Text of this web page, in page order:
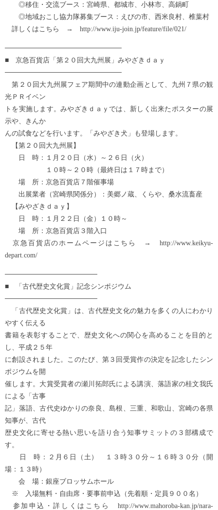
◎移住・交流ブース：宮崎県、都城市、小林市、高鍋町
◎地域おこし協力隊募集ブース：えびの市、西米良村、椎葉村
詳しくはこちら → http://www.iju-join.jp/feature/file/021/
────────────────────────
■ 京急百貨店「第２０回大九州展」みやざきｄａｙ
────────────────────────
第２０回大九州展フェア期間中の連動企画として、九州７県の観
光ＰＲイベン
トを実施します。みやざきｄａｙでは、新しく出来たポスターの展
示や、きんか
んの試食などを行います。「みやざき犬」も登場します。
【第２０回大九州展】
日 時：１月２０日（水）～２６日（火）
１０時～２０時（最終日は１７時まで）
場 所：京急百貨店７階催事場
出展業者（宮崎県関係分）：美郷ノ蔵、くらや、桑水流畜産
【みやざきｄａｙ】
日 時：１月２２日（金）１０時～
場 所：京急百貨店３階入口
京急百貨店のホームページはこちら → http://www.keikyu-
depart.com/
───────────────────
■ 「古代歴史文化賞」記念シンポジウム
───────────────────
「古代歴史文化賞」は、古代歴史文化の魅力を多くの人にわかり
やすく伝える
書籍を表彰することで、歴史文化への関心を高めることを目的と
し、平成２５年
に創設されました。このたび、第３回受賞作の決定を記念したシン
ポジウムを開
催します。大賞受賞者の瀬川拓郎氏による講演、落語家の桂文我氏
による「古事
記」落語、古代史ゆかりの奈良、島根、三重、和歌山、宮崎の各県
知事が、古代
歴史文化に寄せる熱い思いを語り合う知事サミットの３部構成で
す。
日 時：２月６日（土） １３時３０分～１６時３０分（開
場：１３時）
会 場：銀座ブロッサムホール
※ 入場無料・自由席・要事前申込（先着順・定員９００名）
参加申込・詳しくはこちら http://www.mahoroba-kan.jp/nara-